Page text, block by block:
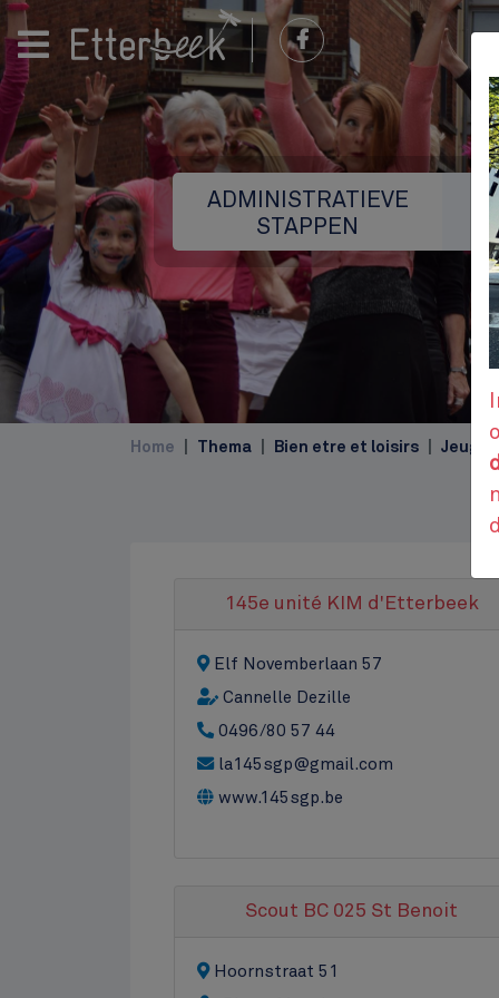
ADMINISTRATIEVE
STAPPEN
Home Thema Bien etre et loisirs Jeugd
145e unité KIM d'Etterbeek
Elf Novemberlaan 57
Cannelle Dezille
0496/80 57 44
la145sgp@gmail.com
www.145sgp.be
Scout BC 025 St Benoit
Hoornstraat 51